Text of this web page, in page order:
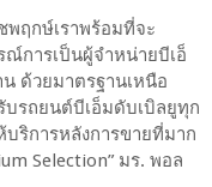
กษ์เราพร้อมที่จะ
การเป็นผู้จำหน่ายบีเอ็
ด้วยมาตรฐานเหนือ
รถยนต์บีเอ็มดับเบิลยูทุก
ริการหลังการขายที่มาก
Selection” มร. พอล